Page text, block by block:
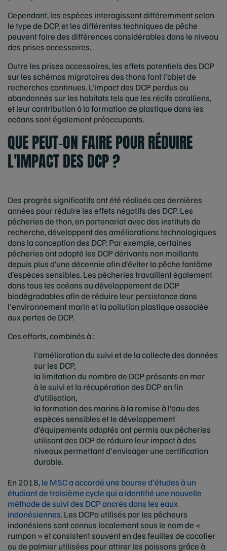
Cependant, les espèces interagissent différemment selon
le type de DCP, et les différentes techniques de pêche
peuvent faire des différences considérables dans le niveau
des prises accessoires.
Outre les prises accessoires, les effets potentiels des DCP
sur les schémas migratoires des thons font l'objet de
recherches continues. L'impact des DCP perdus ou
abandonnés sur les habitats tels que les récifs coralliens,
et leur contribution à la formation de plastique dans les
océans sont également préoccupants.
QUE PEUT-ON FAIRE POUR RÉDUIRE
L'IMPACT DES DCP ?
Des progrès significatifs ont été réalisés ces dernières
années pour réduire les effets négatifs des DCP. Les
pêcheries de thon, en partenariat avec des instituts de
recherche, développent des améliorations technologiques
dans la conception des DCP. Par exemple, certaines
pêcheries ont adopté les DCP dérivants non maillants
depuis plus d’une décennie afin d’éviter la pêche fantôme
d’espèces sensibles. Les pêcheries travaillent également
dans tous les océans au développement de DCP
biodégradables afin de réduire leur persistance dans
l'environnement marin et la pollution plastique associée
aux pertes de DCP.
Ces efforts, combinés à :
l'amélioration du suivi et de la collecte des données
sur les DCP,
la limitation du nombre de DCP présents en mer
à le suivi et la récupération des DCP en fin
d’utilisation,
la formation des marins à la remise à l’eau des
espèces sensibles et le développement
d’équipements adaptés ont permis aux pêcheries
utilisant des DCP de réduire leur impact à des
niveaux permettant d'envisager une certification
durable.
En 2018,le MSC a accordé une bourse d'études à un
étudiant de troisième cycle qui a identifié une nouvelle
méthode de suivi des DCP ancrés dans les eaux
indonésiennes. Les DCPa utilisés par les pêcheurs
indonésiens sont connus localement sous le nom de «
rumpon » et consistent souvent en des feuilles de cocotier
ou de palmier utilisées pour attirer les poissons grâce à